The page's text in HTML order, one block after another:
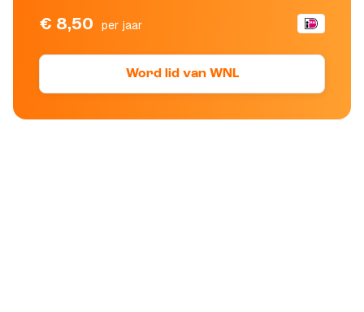
€ 8,50 per jaar
Word lid van WNL